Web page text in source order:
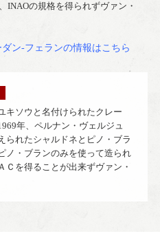
INAOの規格を得られずヴァン・
ン-フェランの情報はこちら
キソウと名付けられたクレー
年、ペルナン・ヴェルジュ
られたシャルドネとピノ・ブラ
ノ・ブランのみを使って造られ
Ｃを得ることが出来ずヴァン・